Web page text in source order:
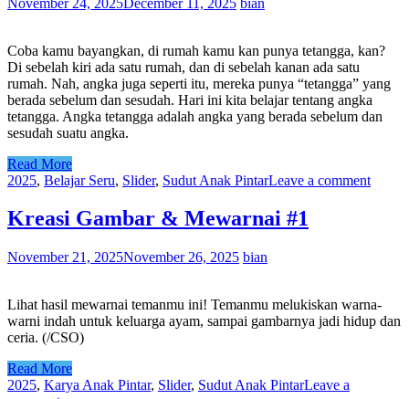
Coba kamu bayangkan, di rumah kamu kan punya tetangga, kan?
Di sebelah kiri ada satu rumah, dan di sebelah kanan ada satu
rumah. Nah, angka juga seperti itu, mereka punya “tetangga” yang
berada sebelum dan sesudah. Hari ini kita belajar tentang angka
tetangga. Angka tetangga adalah angka yang berada sebelum dan
sesudah suatu angka.
Read More
2025, Belajar Seru, Slider, Sudut Anak PintarLeave a comment
Kreasi Gambar & Mewarnai #1
November 21, 2025November 26, 2025 bian
Lihat hasil mewarnai temanmu ini! Temanmu melukiskan warna-
warni indah untuk keluarga ayam, sampai gambarnya jadi hidup dan
ceria. (/CSO)
Read More
2025, Karya Anak Pintar, Slider, Sudut Anak PintarLeave a